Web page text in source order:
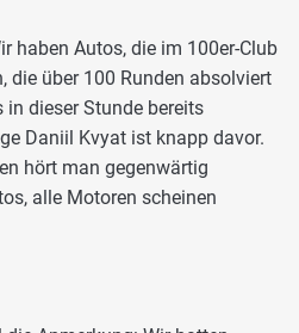
haben Autos, die im 100er-Club
die über 100 Runden absolviert
in dieser Stunde bereits
Daniil Kvyat ist knapp davor.
hört man gegenwärtig
alle Motoren scheinen